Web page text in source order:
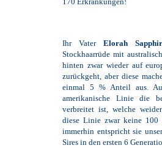
Ihr VaterElorah
Stockhaarrüde mit
hinten zwar wieder auf
zurückgeht, aber diese
einmal 5 % Anteil aus.
amerikanische Linie die
verbreitet ist, welche
diese Linie zwar keine
immerhin entspricht sie
Sires in den ersten 6